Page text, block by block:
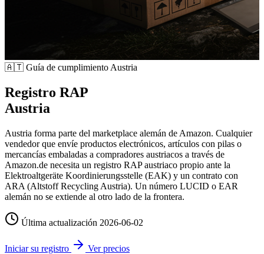
🇦🇹 Guía de cumplimiento Austria
Registro RAP
Austria
Austria forma parte del marketplace alemán de Amazon. Cualquier
vendedor que envíe productos electrónicos, artículos con pilas o
mercancías embaladas a compradores austriacos a través de
Amazon.de necesita un registro RAP austriaco propio ante la
Elektroaltgeräte Koordinierungsstelle (EAK) y un contrato con
ARA (Altstoff Recycling Austria). Un número LUCID o EAR
alemán no se extiende al otro lado de la frontera.
Última actualización 2026-06-02
Iniciar su registro Ver precios